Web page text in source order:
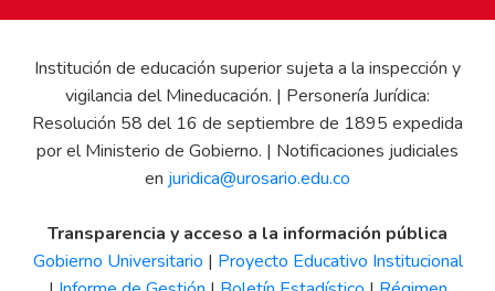
Institución de educación superior sujeta a la inspección y
vigilancia del Mineducación. | Personería Jurídica:
Resolución 58 del 16 de septiembre de 1895 expedida
por el Ministerio de Gobierno. | Notificaciones judiciales
en juridica@urosario.edu.co
Transparencia y acceso a la información pública
Gobierno Universitario | Proyecto Educativo Institucional